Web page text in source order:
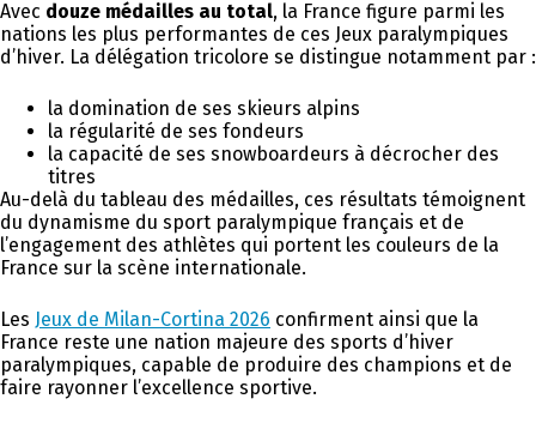
Avec douze médailles au total, la France figure parmi les
nations les plus performantes de ces Jeux paralympiques
d’hiver. La délégation tricolore se distingue notamment par :
la domination de ses skieurs alpins
la régularité de ses fondeurs
la capacité de ses snowboardeurs à décrocher des
titres
Au-delà du tableau des médailles, ces résultats témoignent
du dynamisme du sport paralympique français et de
l’engagement des athlètes qui portent les couleurs de la
France sur la scène internationale.
Les Jeux de Milan-Cortina 2026 confirment ainsi que la
France reste une nation majeure des sports d’hiver
paralympiques, capable de produire des champions et de
faire rayonner l’excellence sportive.